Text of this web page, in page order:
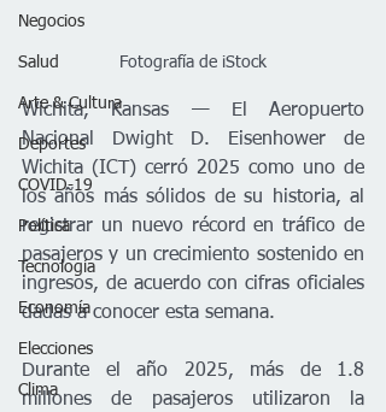
Negocios
Salud
Arte & Cultura
Deportes
COVID-19
Política
Tecnología
Economía
Elecciones
Clima
Fotografía de iStock
Wichita, Kansas — El Aeropuerto
Nacional Dwight D. Eisenhower de
Wichita (ICT) cerró 2025 como uno de
los años más sólidos de su historia, al
registrar un nuevo récord en tráfico de
pasajeros y un crecimiento sostenido en
ingresos, de acuerdo con cifras oficiales
dadas a conocer esta semana.
Durante el año 2025, más de 1.8
millones de pasajeros utilizaron la